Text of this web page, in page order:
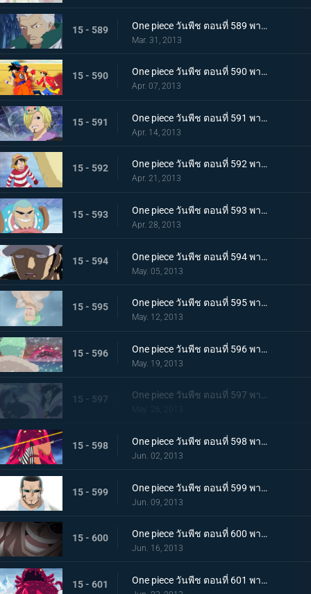
15 - 589 One piece วันพีช ตอนที่ 589 พากย์ไทย เลวร้ายที่สุดโนโลก นักวิทยาศาสตร์ผู้น่าสะพรึงกลัว ซีซ่า
Mar. 31, 2013
15 - 590 One piece วันพีช ตอนที่ 590 พากย์ไทย ตอนพิเศษ! การรวมตัวที่แข็งแกร่งที่สุดในประวัติศาสตร์ ปะทะ จอมตะกละแห่งท้องทะเล
Apr. 07, 2013
15 - 591 One piece วันพีช ตอนที่ 591 พากย์ไทย ช็อปเปอร์เดือดจัด! การทดลองอันโหดเหี้ยมของมาสเตอร์
Apr. 14, 2013
15 - 592 One piece วันพีช ตอนที่ 592 พากย์ไทย ฆ่ายกกลุ่ม! นักฆ่าในตำนานจู่โจม!
Apr. 21, 2013
15 - 593 One piece วันพีช ตอนที่ 593 พากย์ไทย ช่วยนามิ! ลูฟี่ต่อสู้บนภูเขาหิมะ
Apr. 28, 2013
15 - 594 One piece วันพีช ตอนที่ 594 พากย์ไทย ก่อตั้ง! พันธมิตรโจรสลัด ลูฟี่ ลอว์!
May. 05, 2013
15 - 595 One piece วันพีช ตอนที่ 595 พากย์ไทย จับกุมมาสเตอร์ เริ่มแผนการพันธมิตรโจรสลัด!
May. 12, 2013
15 - 596 One piece วันพีช ตอนที่ 596 พากย์ไทย วิกฤตการณ์ทำลายล้าง! สัตว์ประหลาดแห่งความตายลอยมา
May. 19, 2013
15 - 597 One piece วันพีช ตอนที่ 597 พากย์ไทย การต่อสู้อันดุเดือด ซีซาร์ใช้ความสามารถอันแท้จริง!
May. 26, 2013
15 - 598 One piece วันพีช ตอนที่ 598 พากย์ไทย ซามูไรผ่าอัคคี! จิ้งจอกเพลิงคินเอม่อน
Jun. 02, 2013
15 - 599 One piece วันพีช ตอนที่ 599 พากย์ไทย ตะลึง! ตัวตนที่แท้จริงของชายปริศนาเวอร์โก้!
Jun. 09, 2013
15 - 600 One piece วันพีช ตอนที่ 600 พากย์ไทย ปกป้องพวกเด็กๆ ไว้! เงื้อมมืออันชั่วร้ายของมาสเตอร์ใกล้เข้ามาแล้ว
Jun. 16, 2013
15 - 601 One piece วันพีช ตอนที่ 601 พากย์ไทย นิวเวิลด์สั่นสะเทือน! การทดลองแห่งฝันร้ายของซีซาร์